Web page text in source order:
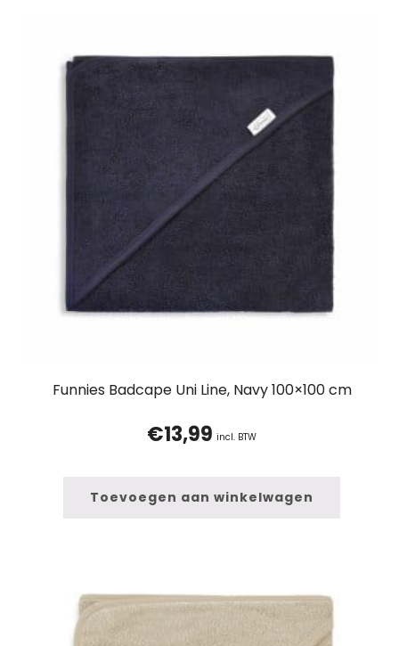
Funnies Badcape Uni Line, Navy 100×100 cm
€13,99 incl. BTW
Toevoegen aan winkelwagen